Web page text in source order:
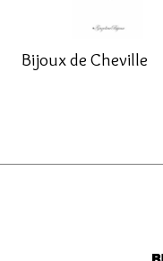
Bijoux de Cheville